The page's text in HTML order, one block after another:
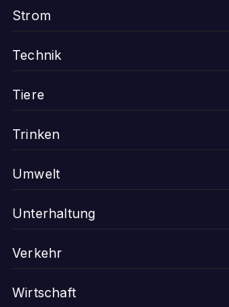
Strom
Technik
Tiere
Trinken
Umwelt
Unterhaltung
Verkehr
Wirtschaft